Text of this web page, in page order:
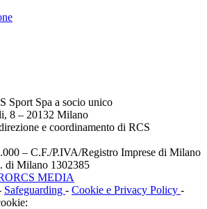
Sport Spa a socio unico
8 – 20132 Milano
e coordinamento di RCS
– C.F./P.IVA/Registro Imprese di Milano
di Milano 1302385
MEDIA
Safeguarding - Cookie e Privacy Policy -